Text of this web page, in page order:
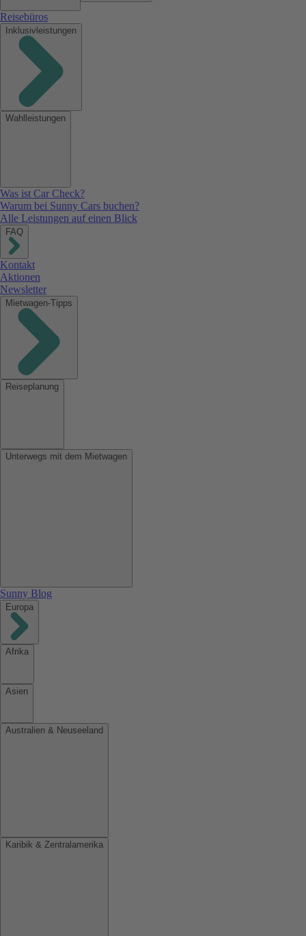
Reisebüros
Inklusivleistungen
Wahlleistungen
Was ist Car Check?
Warum bei Sunny Cars buchen?
Alle Leistungen auf einen Blick
FAQ
Kontakt
Aktionen
Newsletter
Mietwagen-Tipps
Reiseplanung
Unterwegs mit dem Mietwagen
Sunny Blog
Europa
Afrika
Asien
Australien & Neuseeland
Karibik & Zentralamerika